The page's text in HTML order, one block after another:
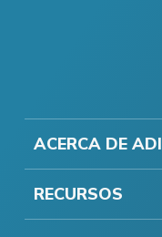
ACERCA DE ADI
RECURSOS